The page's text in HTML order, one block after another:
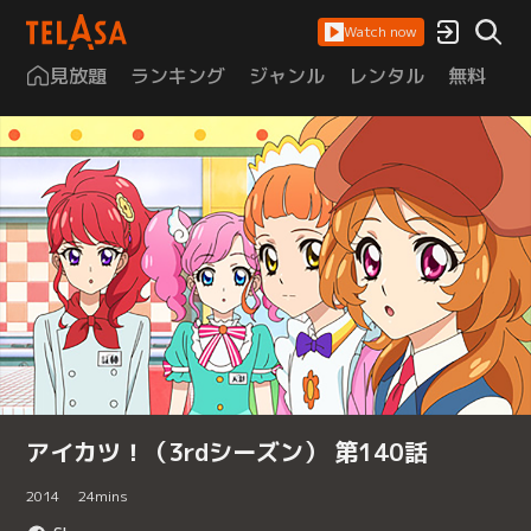
Watch now
見放題 ランキング ジャンル レンタル 無料
アイカツ！（3rdシーズン） 第140話
2014 24mins